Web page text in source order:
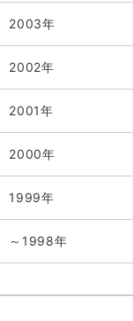
2003年
2002年
2001年
2000年
1999年
～1998年